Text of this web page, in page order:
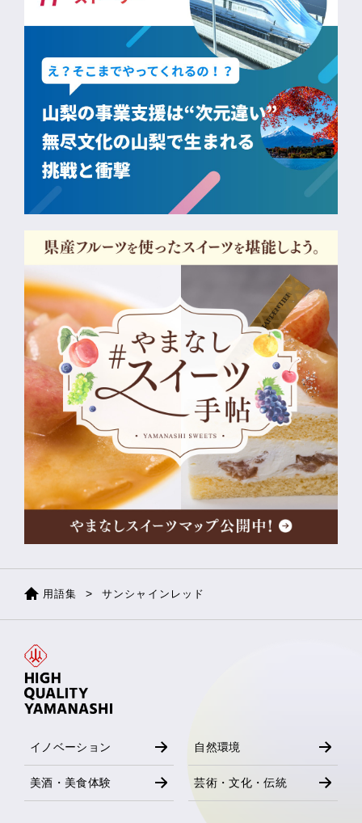
用語集 サンシャインレッド
イノベーション
美酒・美食体験
自然環境
芸術・文化・伝統